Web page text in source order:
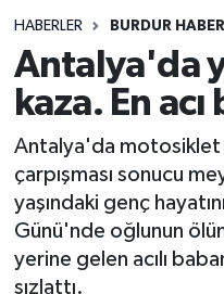
HABERLER BURDUR
Antalya'da
kaza. En
Antalya'da motosiklet
çarpışması sonucu
yaşındaki genç
Günü'nde oğlunun
yerine gelen acılı
sızlattı.
Spor
Tebrik
Türkiye